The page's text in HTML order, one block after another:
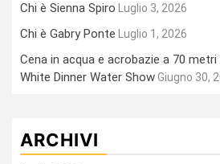
Chi è Sienna Spiro Luglio 3, 2026
Chi è Gabry Ponte Luglio 1, 2026
Cena in acqua e acrobazie a 70 metri
White Dinner Water ShowGiugno 30,
ARCHIVI